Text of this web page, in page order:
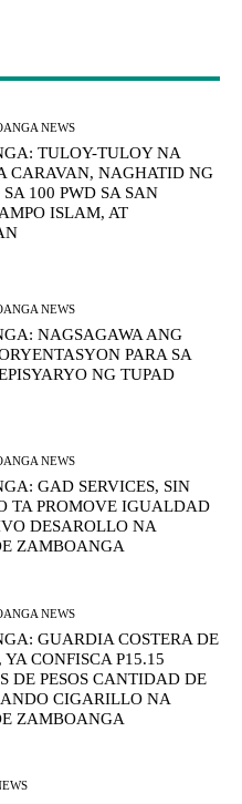
NEWS
TULOY-TULOY NA
CARAVAN, NAGHATID NG
SA 100 PWD SA SAN
ISLAM, AT
NEWS
NAGSAGAWA ANG
PARA SA
NG TUPAD
NEWS
GAD SERVICES, SIN
TA PROMOVE IGUALDAD
DESAROLLO NA
ZAMBOANGA
NEWS
GUARDIA COSTERA DE
CONFISCA P15.15
DE PESOS CANTIDAD DE
CIGARILLO NA
ZAMBOANGA